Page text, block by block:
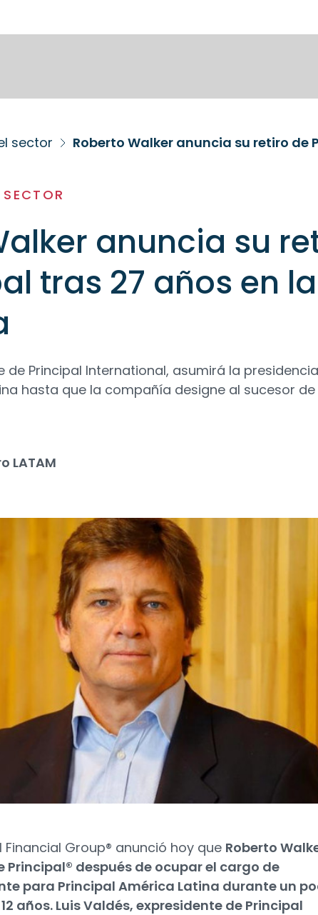
sector Roberto Walker anuncia su retiro
anuncia su
tras 27 años en la
de Principal International, asumirá la
hasta que la compañía designe al sucesor de
LATAM
Financial Group® anunció hoy que Roberto
Principal® después de ocupar el cargo de
para Principal América Latina durante un
años. Luis Valdés, expresidente de Principal